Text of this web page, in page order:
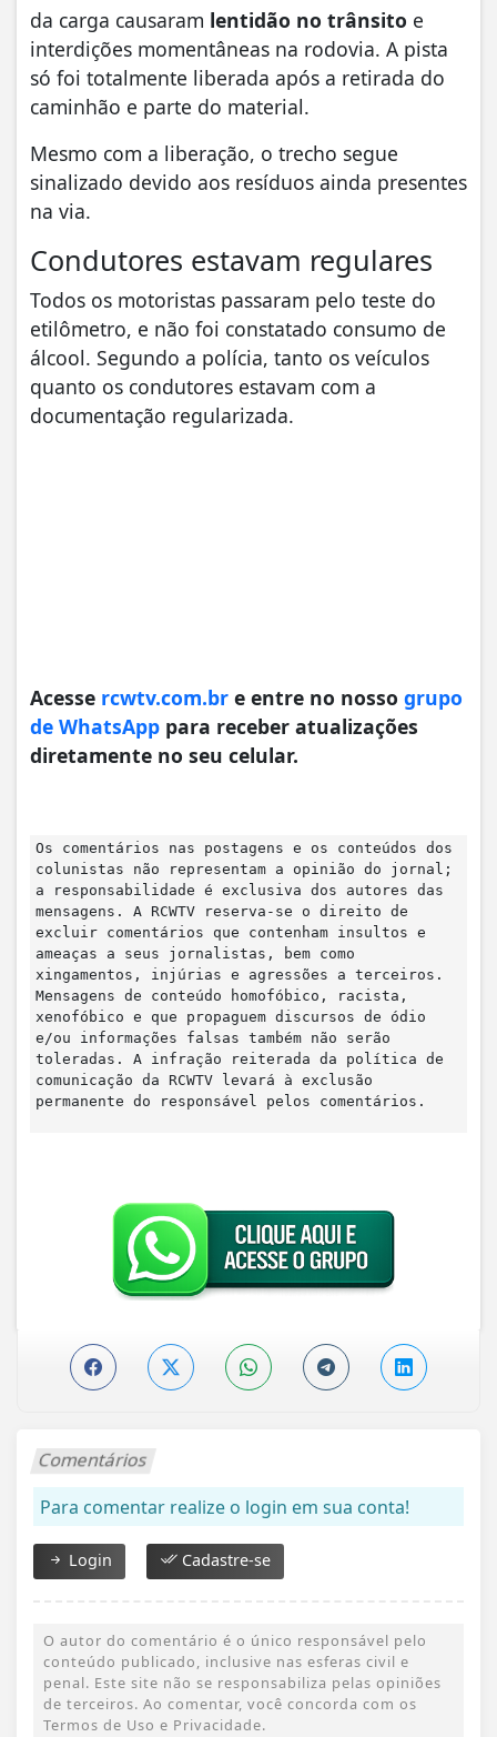
da carga causaram lentidão no trânsito e
interdições momentâneas na rodovia. A pista
só foi totalmente liberada após a retirada do
caminhão e parte do material.
Mesmo com a liberação, o trecho segue
sinalizado devido aos resíduos ainda presentes
na via.
Condutores estavam regulares
Todos os motoristas passaram pelo teste do
etilômetro, e não foi constatado consumo de
álcool. Segundo a polícia, tanto os veículos
quanto os condutores estavam com a
documentação regularizada.
Acesse rcwtv.com.br e entre no nosso grupo
de WhatsApp para receber atualizações
diretamente no seu celular.
Os comentários nas postagens e os conteúdos dos
colunistas não representam a opinião do jornal;
a responsabilidade é exclusiva dos autores das
mensagens. A RCWTV reserva-se o direito de
excluir comentários que contenham insultos e
ameaças a seus jornalistas, bem como
xingamentos, injúrias e agressões a terceiros.
Mensagens de conteúdo homofóbico, racista,
xenofóbico e que propaguem discursos de ódio
e/ou informações falsas também não serão
toleradas. A infração reiterada da política de
comunicação da RCWTV levará à exclusão
permanente do responsável pelos comentários.
Comentários
Para comentar realize o login em sua conta!
Login Cadastre-se
O autor do comentário é o único responsável pelo
conteúdo publicado, inclusive nas esferas civil e
penal. Este site não se responsabiliza pelas opiniões
de terceiros. Ao comentar, você concorda com os
Termos de Uso e Privacidade.